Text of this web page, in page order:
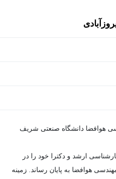
هوافضا دانشگاه صنعتی شریف
ارشد و دکترا خود را در
هوافضا به پایان رساند. زمینه